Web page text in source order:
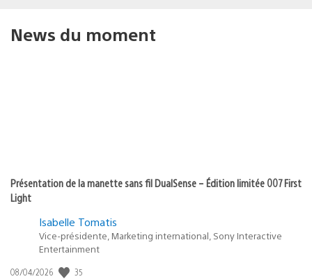
News du moment
Présentation de la manette sans fil DualSense – Édition limitée 007 First
Light
Isabelle Tomatis
Vice-présidente, Marketing international, Sony Interactive
Entertainment
Date
08/04/2026 35